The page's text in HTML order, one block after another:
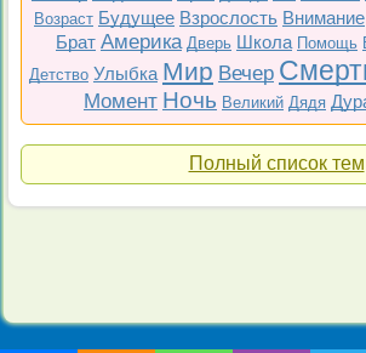
Возраст Будущее Взрослость Внимание
Брат Америка Дверь Школа Помощь
Детство Улыбка Мир Вечер
Момент Ночь Великий Дядя
Полный список тем